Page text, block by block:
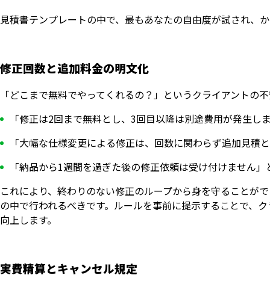
見積書テンプレートの中で、最もあなたの自由度が試され、
修正回数と追加料金の明文化
「どこまで無料でやってくれるの？」というクライアントの
「修正は2回まで無料とし、3回目以降は別途費用が発生し
「大幅な仕様変更による修正は、回数に関わらず追加見積
「納品から1週間を過ぎた後の修正依頼は受け付けません
これにより、終わりのない修正のループから身を守ることが
の中で行われるべきです。ルールを事前に提示することで、
向上します。
実費精算とキャンセル規定